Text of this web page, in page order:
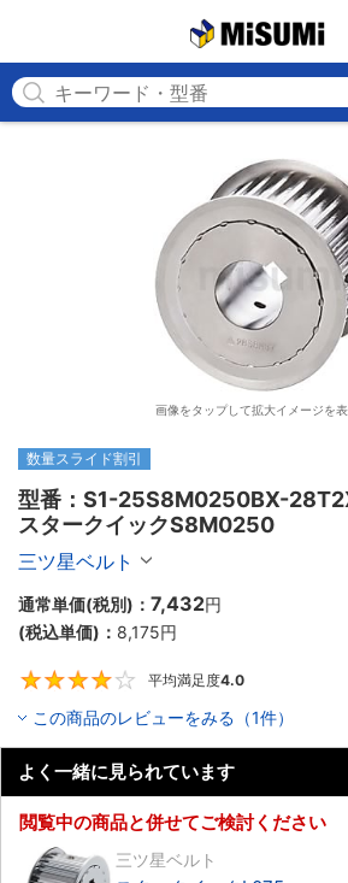
画像をタップして拡大イメージを
数量スライド割引
型番：S1-25S8M0250BX-
スタークイックS8M0250
三ツ星ベルト
通常単価(税別)： 7,432円
(税込単価)： 8,175円
平均満足度4.0
この商品のレビューをみる（1件）
よく一緒に見られています
閲覧中の商品と併せてご検討ください
三ツ星ベルト